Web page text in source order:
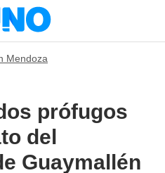
Mendoza
prófugos
del
Guaymallén